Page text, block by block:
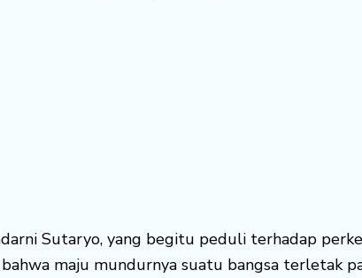
Sutaryo, yang begitu peduli terhadap
maju mundurnya suatu bangsa terletak